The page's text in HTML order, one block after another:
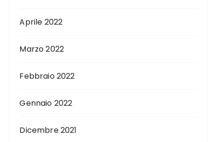
Aprile 2022
Marzo 2022
Febbraio 2022
Gennaio 2022
Dicembre 2021